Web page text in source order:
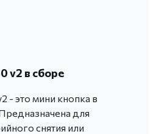
v2 в сборе
- это мини кнопка в
для
снятия или